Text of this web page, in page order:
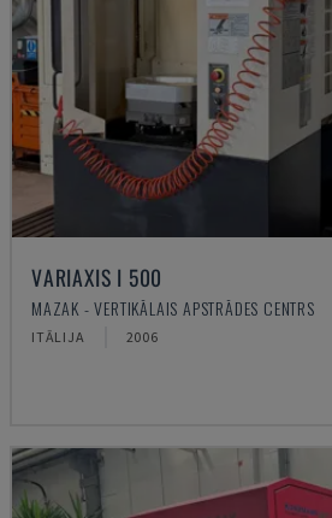
VARIAXIS I 500
MAZAK - VERTIKĀLAIS APSTRĀDES CENTRS
ITĀLIJA 2006